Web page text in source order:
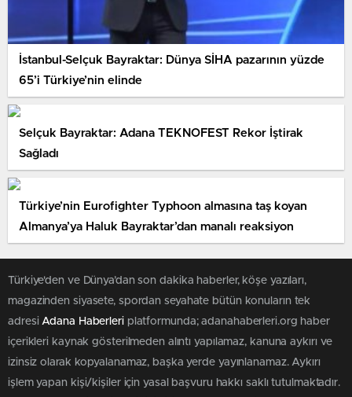
İstanbul-Selçuk Bayraktar: Dünya SİHA pazarının yüzde
65’i Türkiye’nin elinde
Selçuk Bayraktar: Adana TEKNOFEST Rekor İştirak
Sağladı
Türkiye’nin Eurofighter Typhoon almasına taş koyan
Almanya’ya Haluk Bayraktar’dan manalı reaksiyon
Türkiye'den ve Dünya’dan son dakika haberler, köşe yazıları,
magazinden siyasete, spordan seyahate bütün konuların tek
adresiAdana Haberleriplatformunda; adanahaberleri.org haber
içerikleri kaynak gösterilmeden alıntı yapılamaz, kanuna aykırı ve
izinsiz olarak kopyalanamaz, başka yerde yayınlanamaz. Aykırı
işlem yapan kişi/kişiler için yasal başvuru hakkı saklı tutulmaktadır.